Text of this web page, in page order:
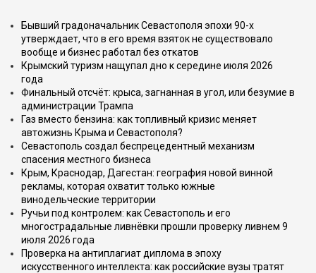
Бывший градоначальник Севастополя эпохи 90-х
утверждает, что в его время взяток не существовало
вообще и бизнес работал без откатов
Крымский туризм нащупал дно к середине июля 2026
года
Финальный отсчёт: крыса, загнанная в угол, или безумие в
администрации Трампа
Газ вместо бензина: как топливный кризис меняет
автожизнь Крыма и Севастополя?
Севастополь создал беспрецедентный механизм
спасения местного бизнеса
Крым, Краснодар, Дагестан: география новой винной
рекламы, которая охватит только южные
винодельческие территории
Ручьи под контролем: как Севастополь и его
многострадальные ливнёвки прошли проверку ливнем 9
июля 2026 года
Проверка на антиплагиат диплома в эпоху
искусственного интеллекта: как российские вузы тратят